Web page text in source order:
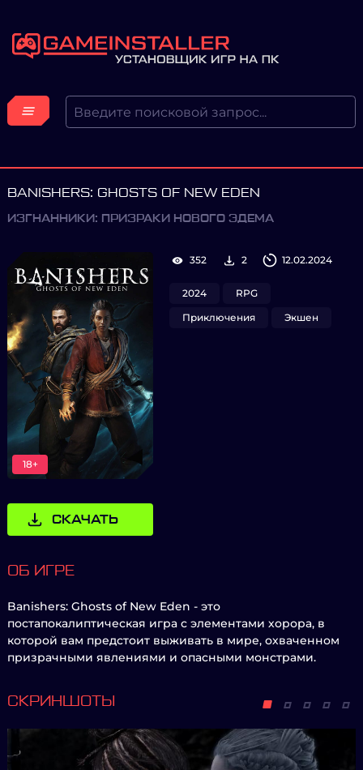
BANISHERS: GHOSTS OF NEW EDEN
ИЗГНАННИКИ: ПРИЗРАКИ НОВОГО ЭДЕМА
18+
СКАЧАТЬ
352 2 12.02.2024
2024
RPG
Приключения
Экшен
ОБ ИГРЕ
Banishers: Ghosts of New Eden - это
постапокалиптическая игра с элементами хорора, в
которой вам предстоит выживать в мире, охваченном
призрачными явлениями и опасными монстрами.
СКРИНШОТЫ